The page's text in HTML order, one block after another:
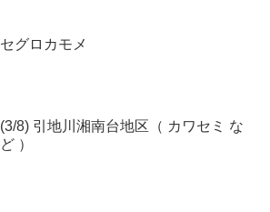
セグロカモメ
(3/8) 引地川湘南台地区（ カワセミ な
ど ）